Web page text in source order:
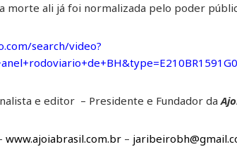
morte ali já foi normalizada pelo poder
search/video?
e editor – Presidente e Fundador da
www.ajoiabrasil.com.br –